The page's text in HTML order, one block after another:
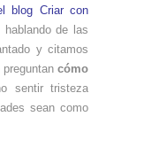
blog Criar con
de las
y citamos
cómo
sentir tristeza
sean como